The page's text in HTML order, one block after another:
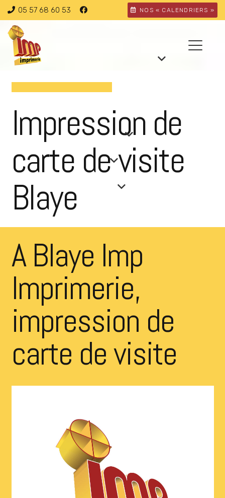
05 57 68 60 53 NOS « CALENDRIERS »
Impression de
carte de visite
Blaye
A Blaye Imp
Imprimerie,
impression de
carte de visite